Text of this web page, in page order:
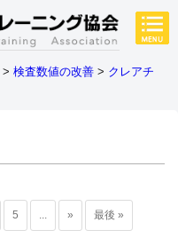
>検査数値の改善 > クレアチ
5 ... » 最後 »